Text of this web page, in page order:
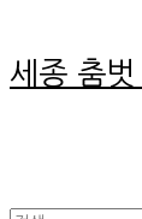
세종 춤벗